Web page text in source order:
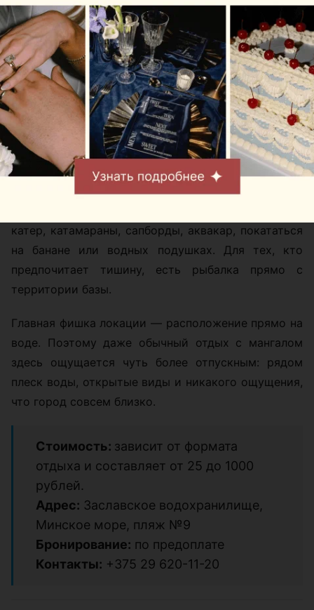
видом на закат и активным днем на гидроцикле:
оба сценария легко помещаются в один уикенд.
На территории находятся три домика, русская
баня на дровах, джакузи под открытым небом и
крытая беседка с мангальной зоной. Можно
приехать компанией, устроить ужин у воды,
сходить в баню, а потом сидеть в джакузи и
смотреть на водохранилище.
Летом у Robin Hood особенно много водных
катер, катамараны, сапборды, аквакар, покататься
на банане или водных подушках. Для тех, кто
предпочитает тишину, есть рыбалка прямо с
территории базы.
Главная фишка локации — расположение прямо на
воде. Поэтому даже обычный отдых с мангалом
здесь ощущается чуть более отпускным: рядом
плеск воды, открытые виды и никакого ощущения,
что город совсем близко.
Стоимость: зависит от формата
отдыха и составляет от 25 до 1000
рублей.
Адрес: Заславское водохранилище,
Минское море, пляж №9
Бронирование: по предоплате
Контакты: +375 29 620-11-20